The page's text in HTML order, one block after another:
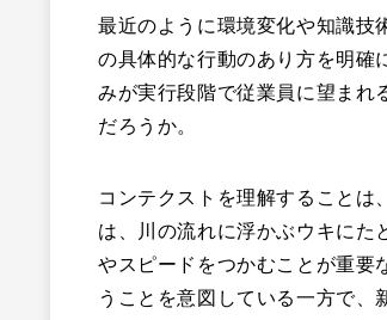
最近のように環境変化や知識技
の具体的な行動のあり方を明確
みが実行段階で従業員に望まれ
だろうか。
コンテクストを理解することは
は、川の流れに浮かぶウキにた
やスピードをつかむことが重要
うことを意図している一方で、